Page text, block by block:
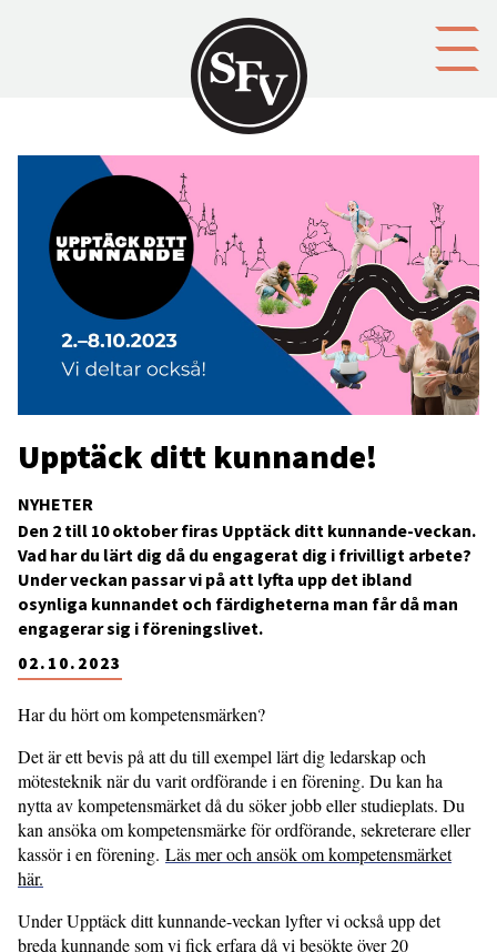
NYHETER
Upptäck ditt kunnande!
02.10.2023
Den 2 till 10 oktober firas Upptäck ditt kunnande-veckan.
Vad har du lärt dig då du engagerat dig i frivilligt arbete?
Under veckan passar vi på att lyfta upp det ibland
osynliga kunnandet och färdigheterna man får då man
engagerar sig i föreningslivet.
Har du hört om kompetensmärken?
Det är ett bevis på att du till exempel lärt dig ledarskap och
mötesteknik när du varit ordförande i en förening. Du kan ha
nytta av kompetensmärket då du söker jobb eller studieplats. Du
kan ansöka om kompetensmärke för ordförande, sekreterare eller
kassör i en förening. Läs mer och ansök om kompetensmärket
här.
Under Upptäck ditt kunnande-veckan lyfter vi också upp det
breda kunnande som vi fick erfara då vi besökte över 20